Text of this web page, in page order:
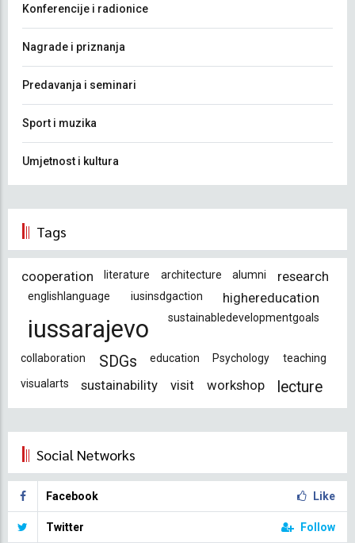
Konferencije i radionice
Nagrade i priznanja
Predavanja i seminari
Sport i muzika
Umjetnost i kultura
Tags
cooperation literature architecture alumni research
englishlanguage iusinsdgaction highereducation
iussarajevo sustainabledevelopmentgoals
collaboration SDGs education Psychology
teaching
visualarts
sustainability visit workshop lecture
Social Networks
Facebook Like
Twitter Follow